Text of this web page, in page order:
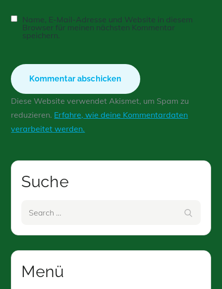
Name, E-Mail-Adresse und Website in diesem
Browser für meinen nächsten Kommentar
speichern.
Diese Website verwendet Akismet, um Spam zu
reduzieren. Erfahre, wie deine Kommentardaten
verarbeitet werden.
Suche
Menü